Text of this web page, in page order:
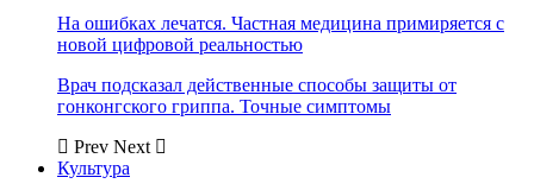
На ошибках лечатся. Частная медицина примиряется с
новой цифровой реальностью
Врач подсказал действенные способы защиты от
гонконгского гриппа. Точные симптомы
Prev Next
Культура